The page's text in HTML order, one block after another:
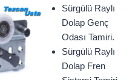
Sürgülü Raylı
Dolap Genç
Odası Tamiri.
Sürgülü Raylı
Dolap Fren